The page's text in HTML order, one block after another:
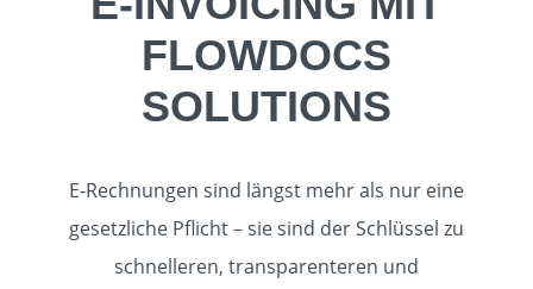
FLOWDOCS
SOLUTIONS
E-Rechnungen sind längst mehr als nur eine
gesetzliche Pflicht – sie sind der Schlüssel zu
schnelleren, transparenteren und